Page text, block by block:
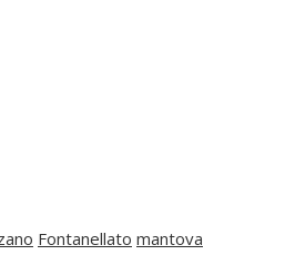
Fontanellato mantova